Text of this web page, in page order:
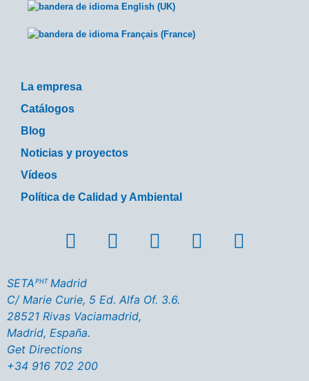
La empresa
Catálogos
Blog
Noticias y proyectos
Vídeos
Política de Calidad y Ambiental
SETAᴾᴴᵀ Madrid
C/ Marie Curie, 5 Ed. Alfa Of. 3.6.
28521 Rivas Vaciamadrid,
Madrid, España.
Get Directions
+34 916 702 200